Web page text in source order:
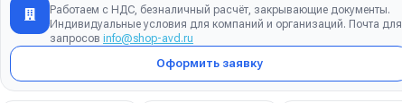
Работаем с НДС, безналичный расчёт, закрывающие документы.
Индивидуальные условия для компаний и организаций. Почта для
запросов info@shop-avd.ru
Оформить заявку